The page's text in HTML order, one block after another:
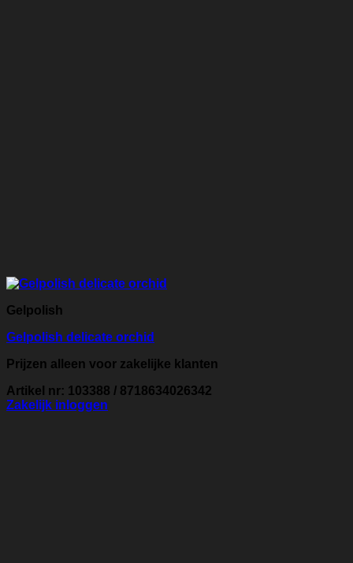
Gelpolish
Gelpolish delicate orchid
Prijzen alleen voor zakelijke klanten
Artikel nr: 103388 / 8718634026342
Zakelijk inloggen